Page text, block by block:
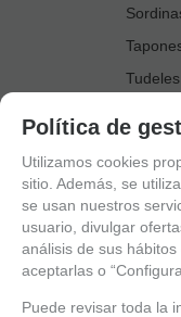
Tudeles
Anillo
Atriles
Política de
Utilizamos cookies
sitio. Además, se
se usan nuestros
usuario, divulgar
análisis de sus
aceptarlas o
Puede revisar toda la